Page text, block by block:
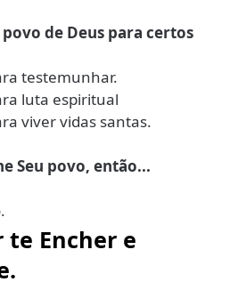
de Deus para certos
testemunhar.
luta espiritual
viver vidas santas.
Seu povo, então...
Encher e